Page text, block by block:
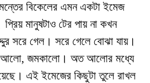
বিকেলের এমন একটা ইমেজ
মানুষটাও টের পায় না কখন
সরে গেল। সরে গেলে বোঝা যায়।
আলো, জমকালো। অত আলোর মধ্যে
এই ইমেজের কিছুটা তুলে রাখল